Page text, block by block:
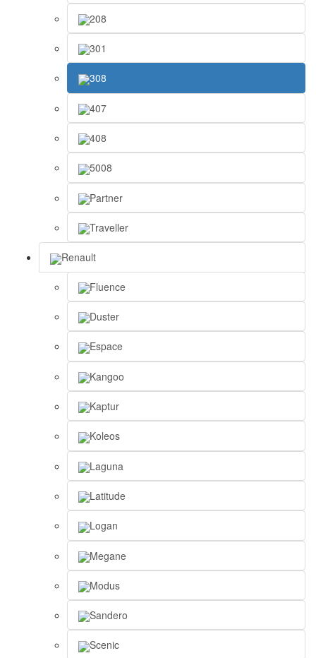
208
301
308
407
408
5008
Partner
Traveller
Renault
Fluence
Duster
Espace
Kangoo
Kaptur
Koleos
Laguna
Latitude
Logan
Megane
Modus
Sandero
Scenic